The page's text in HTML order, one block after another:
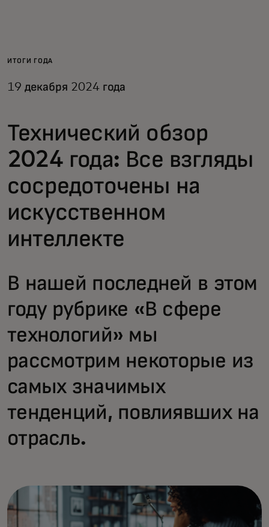
Для бизнеса
Для новаторов
Новости и тренды
ИТОГИ ГОДА
19 декабря 2024 года
Технический обзор
2024 года: Все взгляды
сосредоточены на
искусственном
интеллекте
В нашей последней в этом
году рубрике «В сфере
технологий» мы
рассмотрим некоторые из
самых значимых
тенденций, повлиявших на
отрасль.